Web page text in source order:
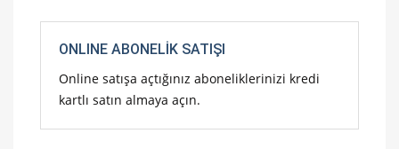
ONLINE ABONELIK SATIŞI
Online satışa açtığınız aboneliklerinizi kredi
kartlı satın almaya açın.